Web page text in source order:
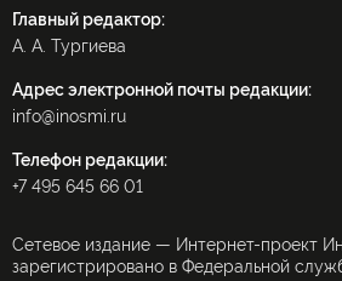
Главный редактор:
А. А. Тургиева
Адрес электронной почты редакции:
info@inosmi.ru
Телефон редакции:
+7 495 645 66 01
Сетевое издание — Интернет-проект
зарегистрировано в Федеральной